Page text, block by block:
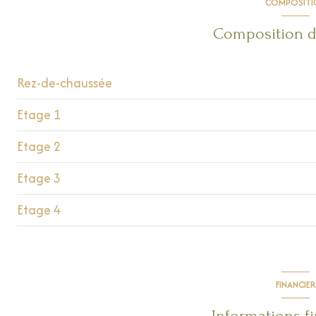
Composition
Rez-de-chaussée
garage
Dégagement/Hall
cellier
Etage 1
Studio
Etage 2
Studio
Etage 3
salon/sejour
Etage 4
FINANCIER